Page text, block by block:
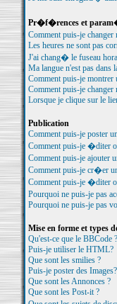
Pr�f�rences et
Comment puis-je
Les heures ne sont pas
J'ai chang� le fuseau
Ma langue n'est pas dans
Comment puis-je montrer
Comment puis-je changer
Lorsque je clique sur le
Publication
Comment puis-je poster
Comment puis-je �diter
Comment puis-je ajouter
Comment puis-je cr�er
Comment puis-je �diter
Pourquoi ne puis-je pas
Pourquoi ne puis-je pas
Mise en forme et types
Qu'est-ce que le BBCode ?
Puis-je utiliser le HTML?
Que sont les smilies ?
Puis-je poster des Images?
Que sont les Annonces ?
Que sont les Post-it ?